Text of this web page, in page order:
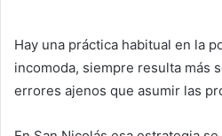
Hay una práctica habitual en la
incomoda, siempre resulta más
errores ajenos que asumir las